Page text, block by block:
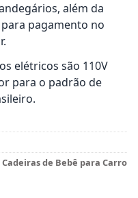
além da
pagamento no
elétricos são 110V
para o padrão de
Cadeiras de Bebê para Carro